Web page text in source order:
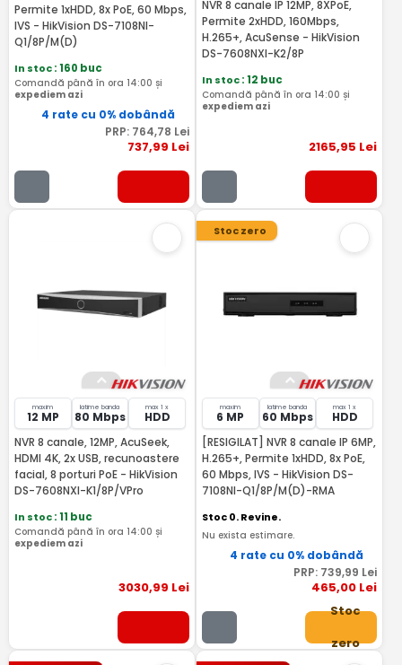
Permite 1xHDD, 8x PoE, 60 Mbps,
IVS - HikVision DS-7108NI-
Q1/8P/M(D)
In stoc: 160 buc
Comandă până în ora 14:00 și
expediem azi
4 rate cu 0% dobândă
PRP: 764,78 Lei
737,99 Lei
NVR 8 canale IP 12MP, 8XPoE,
Permite 2xHDD, 160Mbps,
H.265+, AcuSense - HikVision
DS-7608NXI-K2/8P
In stoc: 12 buc
Comandă până în ora 14:00 și
expediem azi
2165,95 Lei
maxim
12 MP
latime banda
80 Mbps
max 1 x
HDD
NVR 8 canale, 12MP, AcuSeek,
HDMI 4K, 2x USB, recunoastere
facial, 8 porturi PoE - HikVision
DS-7608NXI-K1/8P/VPro
In stoc: 11 buc
Comandă până în ora 14:00 și
expediem azi
3030,99 Lei
Stoc zero
maxim
6 MP
latime banda
60 Mbps
max 1 x
HDD
[RESIGILAT] NVR 8 canale IP 6MP,
H.265+, Permite 1xHDD, 8x PoE,
60 Mbps, IVS - HikVision DS-
7108NI-Q1/8P/M(D)-RMA
Stoc 0. Revine.
Nu exista estimare.
4 rate cu 0% dobândă
PRP: 739,99 Lei
465,00 Lei
Stoc
zero